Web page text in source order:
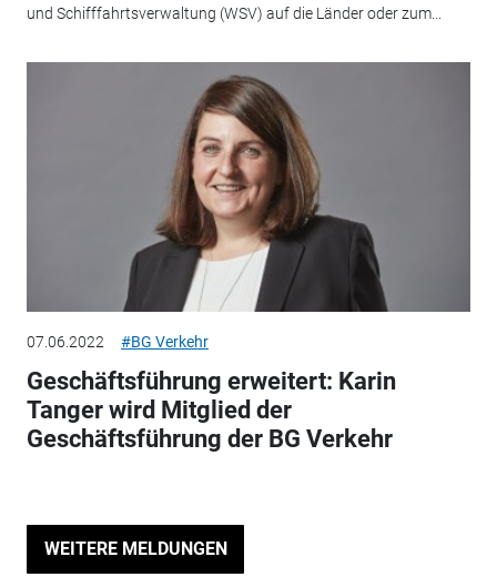
und Schifffahrtsverwaltung (WSV) auf die Länder oder zum...
07.06.2022 #BG Verkehr
Geschäftsführung erweitert: Karin
Tanger wird Mitglied der
Geschäftsführung der BG Verkehr
WEITERE MELDUNGEN